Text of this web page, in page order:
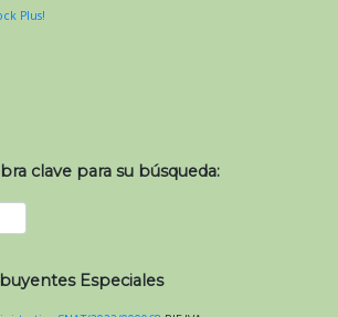
Plus!
clave para su búsqueda:
Especiales